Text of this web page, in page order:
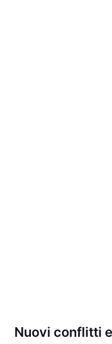
Nuovi conflitti